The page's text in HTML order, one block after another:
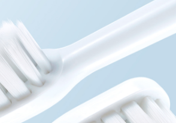
毛
牙龈设计